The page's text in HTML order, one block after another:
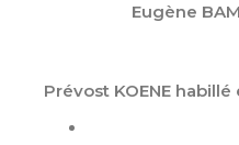
Eugène
Prévost KOENE